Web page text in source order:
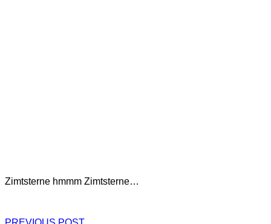
Zimtsterne hmmm Zimtsterne…